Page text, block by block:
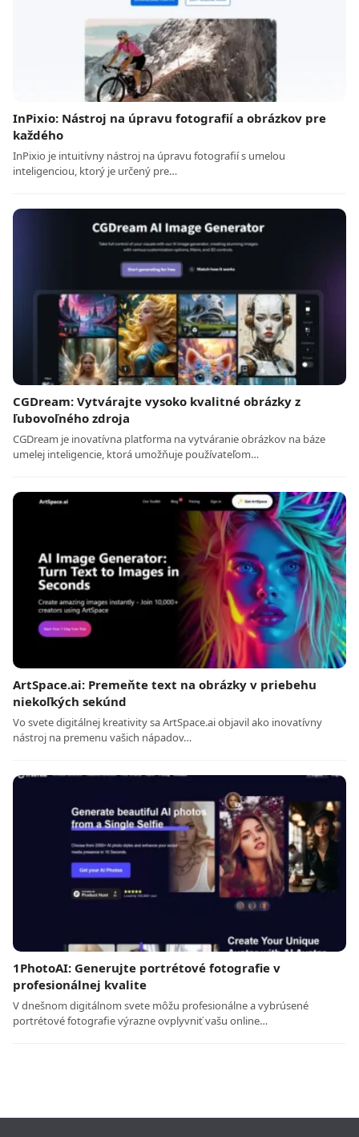
InPixio: Nástroj na úpravu fotografií a obrázkov pre
každého
InPixio je intuitívny nástroj na úpravu fotografií s umelou
inteligenciou, ktorý je určený pre…
CGDream: Vytvárajte vysoko kvalitné obrázky z
ľubovoľného zdroja
CGDream je inovatívna platforma na vytváranie obrázkov na báze
umelej inteligencie, ktorá umožňuje používateľom…
ArtSpace.ai: Premeňte text na obrázky v priebehu
niekoľkých sekúnd
Vo svete digitálnej kreativity sa ArtSpace.ai objavil ako inovatívny
nástroj na premenu vašich nápadov…
1PhotoAI: Generujte portrétové fotografie v
profesionálnej kvalite
V dnešnom digitálnom svete môžu profesionálne a vybrúsené
portrétové fotografie výrazne ovplyvniť vašu online…